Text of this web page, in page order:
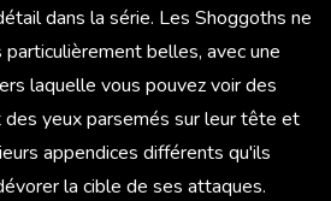
dans la série. Les Shoggoths ne
belles, avec une
laquelle vous pouvez voir des
yeux parsemés sur leur tête et
appendices différents qu'ils
la cible de ses attaques.